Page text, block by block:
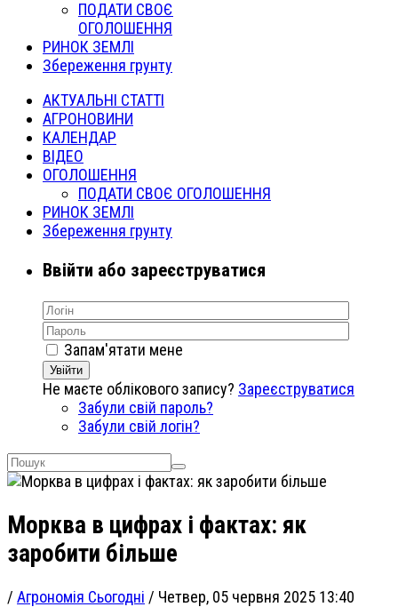
ПОДАТИ СВОЄ
ОГОЛОШЕННЯ
РИНОК ЗЕМЛІ
Збереження грунту
АКТУАЛЬНІ СТАТТІ
АГРОНОВИНИ
КАЛЕНДАР
ВІДЕО
ОГОЛОШЕННЯ
ПОДАТИ СВОЄ ОГОЛОШЕННЯ
РИНОК ЗЕМЛІ
Збереження грунту
Ввійти або зареєструватися
Запам'ятати мене
Увійти
Не маєте облікового запису? Зареєструватися
Забули свій пароль?
Забули свій логін?
Морква в цифрах і фактах: як
заробити більше
/ Агрономія Сьогодні / Четвер, 05 червня 2025 13:40